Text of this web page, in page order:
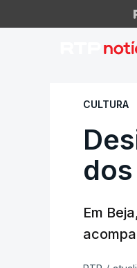
CULTURA
Em